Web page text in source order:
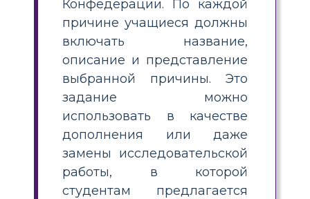
Конфедерации. По каждой
причине учащиеся должны
включать название,
описание и представление
выбранной причины. Это
задание можно
использовать в качестве
дополнения или даже
замены исследовательской
работы, в которой
студентам предлагается